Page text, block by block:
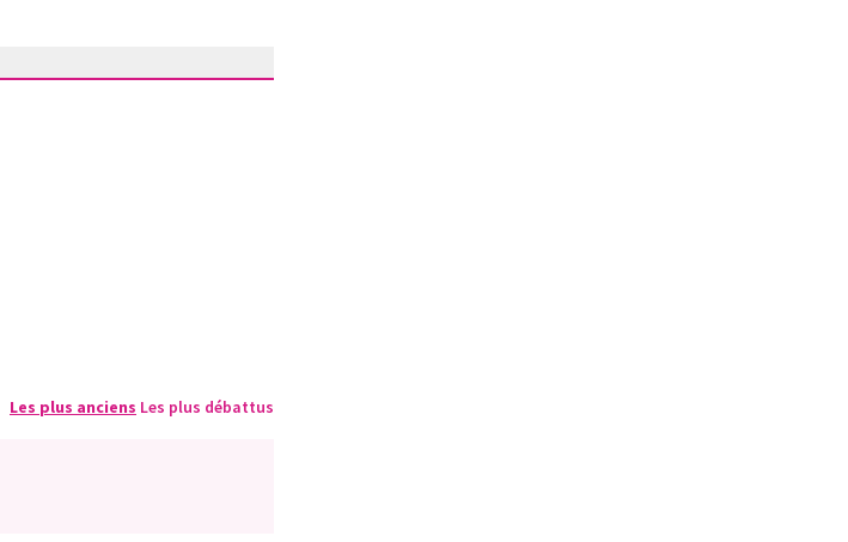
Les plus anciens Les plus débattus